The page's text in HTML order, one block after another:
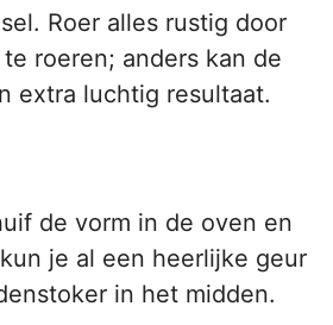
Roer alles rustig door
roeren; anders kan de
extra luchtig resultaat.
de vorm in de oven en
je al een heerlijke geur
in het midden.